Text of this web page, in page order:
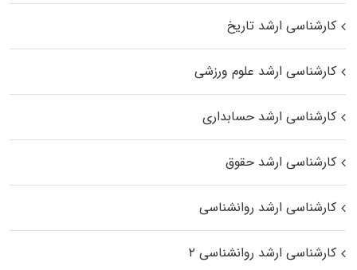
کارشناسی ارشد تاریخ
کارشناسی ارشد علوم ورزشی
کارشناسی ارشد حسابداری
کارشناسی ارشد حقوق
کارشناسی ارشد روانشناسی
کارشناسی ارشد روانشناسی ۲